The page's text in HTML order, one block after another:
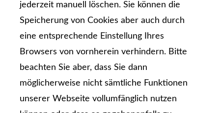
jederzeit manuell löschen. Sie können die
Speicherung von Cookies aber auch durch
eine entsprechende Einstellung Ihres
Browsers von vornherein verhindern. Bitte
beachten Sie aber, dass Sie dann
möglicherweise nicht sämtliche Funktionen
unserer Webseite vollumfänglich nutzen